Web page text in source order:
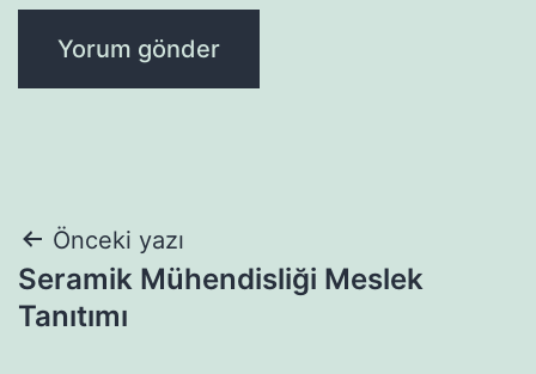
Yazı
gezinmesi
Önceki yazı
Seramik Mühendisliği Meslek
Tanıtımı